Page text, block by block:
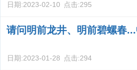
日期:2023-02-10 点击:295
请问明前龙井、明前碧螺春
日期:2023-01-28 点击:294